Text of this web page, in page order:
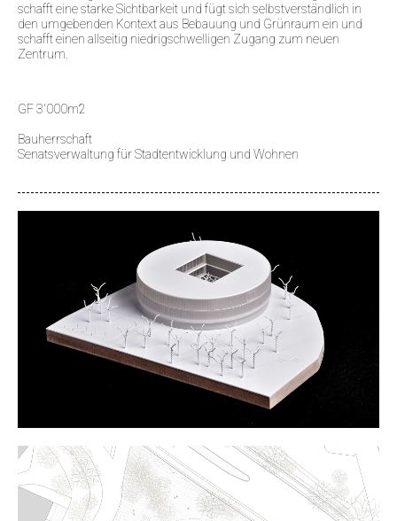
schafft eine starke Sichtbarkeit und fügt sich selbstverständlich in
den umgebenden Kontext aus Bebauung und Grünraum ein und
schafft einen allseitig niedrigschwelligen Zugang zum neuen
Zentrum.
GF 3'000m2
Bauherrschaft
Senatsverwaltung für Stadtentwicklung und Wohnen